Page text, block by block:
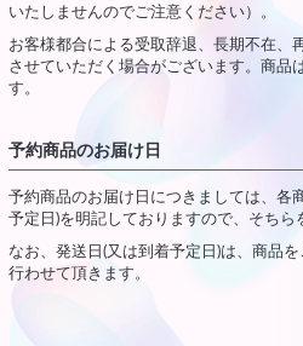
いたしませんのでご注意ください）。
お客様都合による受取辞退、長期不在、
させていただく場合がございます。商品
す。
予約商品のお届け日
予約商品のお届け日につきましては、各
予定日)を明記しておりますので、そちら
なお、発送日(又は到着予定日)は、商品
行わせて頂きます。